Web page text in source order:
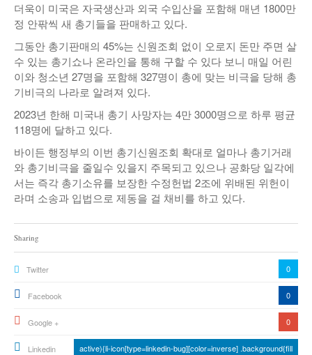
더욱이 미국은 자국생산과 외국 수입산을 포함해 매년 1800만
정 안팎씩 새 총기들을 판매하고 있다.
그동안 총기판매의 45%는 신원조회 없이 오로지 돈만 주면 살
수 있는 총기쇼나 온라인을 통해 구할 수 있다 보니 매일 어린
이와 청소년 27명을 포함해 327명이 총에 맞는 비극을 당해 총
기비극의 나라로 알려져 있다.
2023년 한해 미국내 총기 사망자는 4만 3000명으로 하루 평균
118명에 달하고 있다.
바이든 행정부의 이번 총기신원조회 확대로 얼마나 총기거래
와 총기비극을 줄일수 있을지 주목되고 있으나 공화당 일각에
서는 즉각 총기소유를 보장한 수정헌법 2조에 위배된 위헌이
라며 소송과 입법으로 제동을 걸 채비를 하고 있다.
Sharing
Twitter 0
Facebook 0
Google + 0
Linkedin active){li-icon[type=linkedin-bug][color=inverse] .background{fill